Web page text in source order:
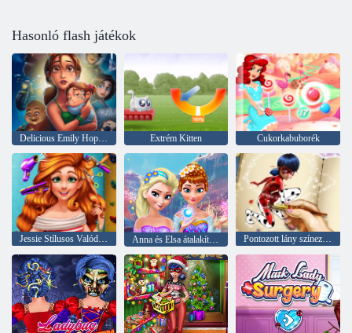
Hasonló flash játékok
Delicious Emily Hopes & Fears Extrém Kitten Cukorkabuborék
Jessie Stílusos Valódi frizurák Anna és Elsa átalakítása Pontozott lány színező könyv